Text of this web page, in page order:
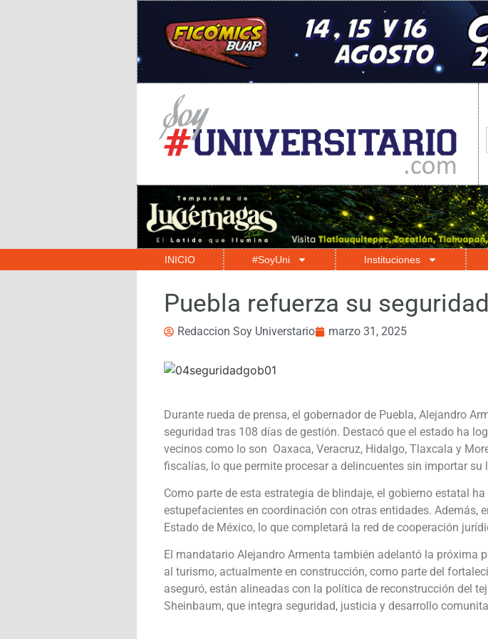
INICIO #SoyUni Instituciones
Puebla refuerza su
Redaccion Soy Universtario marzo 31, 2025
Durante rueda de prensa, el gobernador de Puebla, Alejandro
seguridad tras 108 días de gestión. Destacó que el estado ha
vecinos como lo son Oaxaca, Veracruz, Hidalgo, Tlaxcala y
fiscalías, lo que permite procesar a delincuentes sin importar su
Como parte de esta estrategia de blindaje, el gobierno estatal
estupefacientes en coordinación con otras entidades. Además,
Estado de México, lo que completará la red de cooperación
El mandatario Alejandro Armenta también adelantó la próxima
al turismo, actualmente en construcción, como parte del
aseguró, están alineadas con la política de reconstrucción del
Sheinbaum, que integra seguridad, justicia y desarrollo